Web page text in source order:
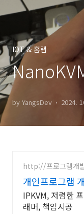
IOT & 홈랩
by YangsDev 2024.
http://프로그램개
개인프로그램
IPKVM, 저렴한
래머, 책임시공